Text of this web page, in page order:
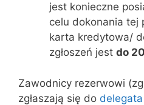
jest konieczne
celu dokonania tej
karta kredytowa/
zgłoszeń jest do
Zawodnicy rezerwowi
zgłaszają się do delegata